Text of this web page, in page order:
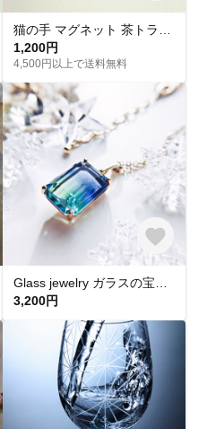
1,200円
4,500円以上で送料無料
3,200円